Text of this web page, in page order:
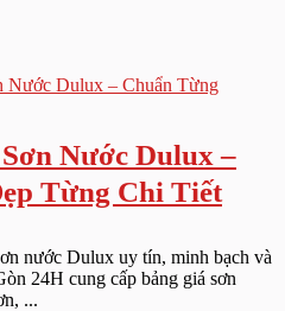
Nước Dulux –
Từng Chi Tiết
nước Dulux uy tín, minh bạch và
24H cung cấp bảng giá sơn
...